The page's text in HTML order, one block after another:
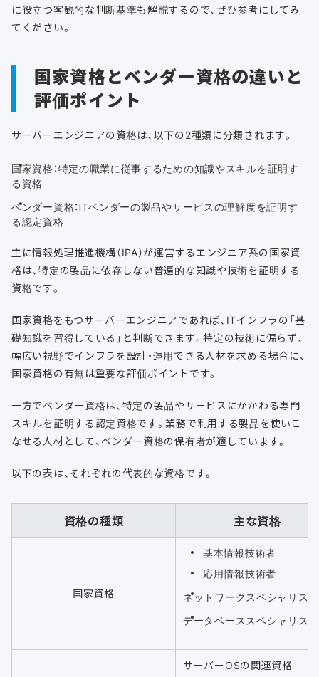
に役立つ客観的な判断基準も解説するので、ぜひ参考にしてみ
てください。
国家資格とベンダー資格の違いと
評価ポイント
サーバーエンジニアの資格は、以下の2種類に分類されます。
国家資格：特定の職業に従事するための知識やスキルを証明す
る資格
ベンダー資格：ITベンダーの製品やサービスの理解度を証明す
る認定資格
主に情報処理推進機構（IPA）が運営するエンジニア系の国家資
格は、特定の製品に依存しない普遍的な知識や技術を証明する
資格です。
国家資格をもつサーバーエンジニアであれば、ITインフラの「基
礎知識を習得している」と判断できます。特定の技術に偏らず、
幅広い視野でインフラを設計・運用できる人材を求める場合に、
国家資格の有無は重要な評価ポイントです。
一方でベンダー資格は、特定の製品やサービスにかかわる専門
スキルを証明する認定資格です。業務で利用する製品を使いこ
なせる人材として、ベンダー資格の保有者が適しています。
以下の表は、それぞれの代表的な資格です。
資格の種類 主な資格
国家資格
基本情報技術者
応用情報技術者
ネットワークスペシャリスト
データベーススペシャリスト
サーバーOSの関連資格